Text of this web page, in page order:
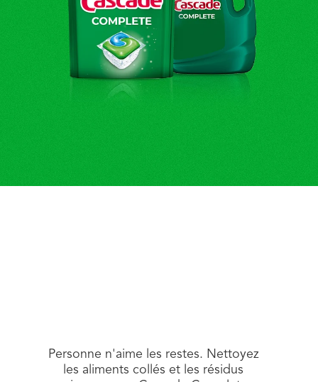
Personne n'aime les restes. Nettoyez
les aliments collés et les résidus